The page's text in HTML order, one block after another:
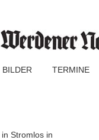
BILDER TERMINE
in Stromlos in